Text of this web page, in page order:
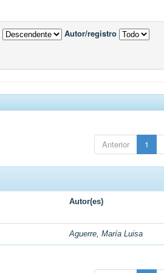
Autor/registro
Anterior 1
Autor(es)
Aguerre, María Luisa